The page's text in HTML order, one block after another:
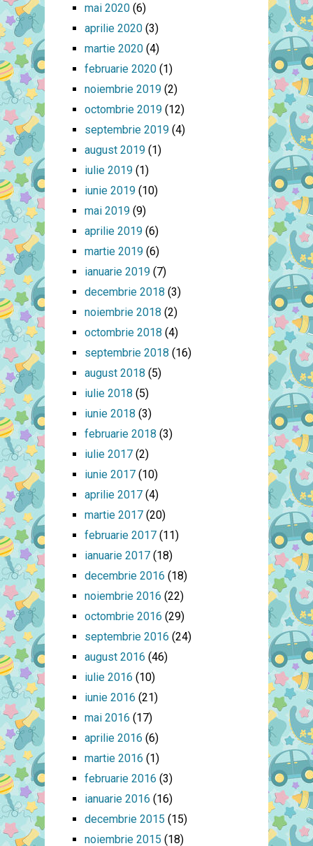
mai 2020(6)
aprilie 2020(3)
martie 2020(4)
februarie 2020(1)
noiembrie 2019(2)
octombrie 2019(12)
septembrie 2019(4)
august 2019(1)
iulie 2019(1)
iunie 2019(10)
mai 2019(9)
aprilie 2019(6)
martie 2019(6)
ianuarie 2019(7)
decembrie 2018 (3)
noiembrie 2018 (2)
octombrie 2018 (4)
septembrie 2018 (16)
august 2018 (5)
iulie 2018 (5)
iunie 2018 (3)
februarie 2018 (3)
iulie 2017(2)
iunie 2017(10)
aprilie 2017(4)
martie 2017(20)
februarie 2017(11)
ianuarie 2017(18)
decembrie 2016 (18)
noiembrie 2016 (22)
octombrie 2016 (29)
septembrie 2016 (24)
august 2016 (46)
iulie 2016 (10)
iunie 2016 (21)
mai 2016 (17)
aprilie 2016 (6)
martie 2016 (1)
februarie 2016 (3)
ianuarie 2016 (16)
decembrie 2015 (15)
noiembrie 2015 (18)